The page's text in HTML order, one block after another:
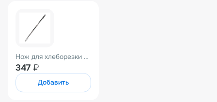
Нож для хлеборезки TR-31
347 ₽
Добавить